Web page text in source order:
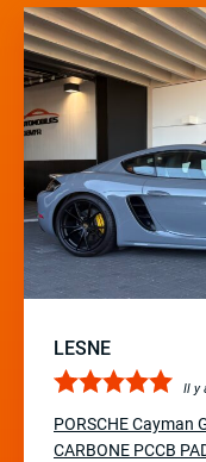
LESNE
Il y
PORSCHE Cayman
CARBONE PCCB